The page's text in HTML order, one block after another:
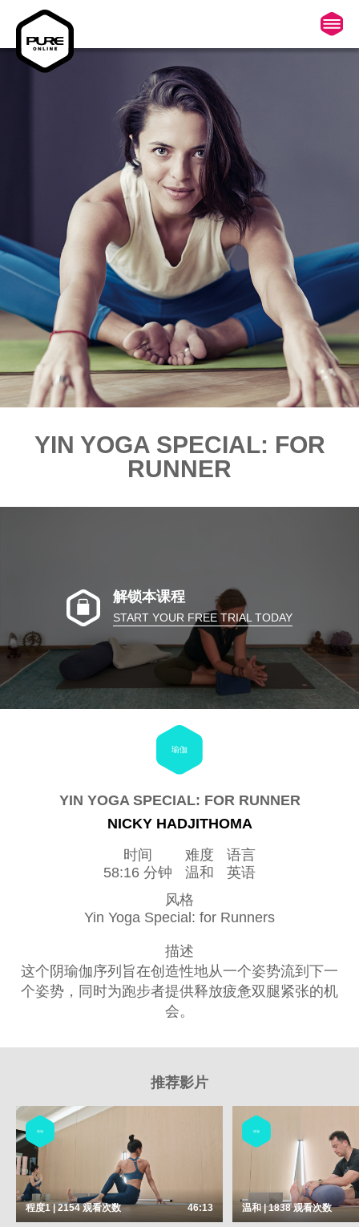
YIN YOGA SPECIAL: FOR
RUNNER
解锁本课程
START YOUR FREE TRIAL TODAY
瑜伽
YIN YOGA SPECIAL: FOR RUNNER
NICKY HADJITHOMA
时间
58:16 分钟
难度
温和
语言
英语
风格
Yin Yoga Special: for Runners
描述
这个阴瑜伽序列旨在创造性地从一个姿势流到下一
个姿势，同时为跑步者提供释放疲惫双腿紧张的机
会。
推荐影片
瑜伽
程度1 | 2154观看次数 46:13
瑜伽
温和 | 1838观看次数